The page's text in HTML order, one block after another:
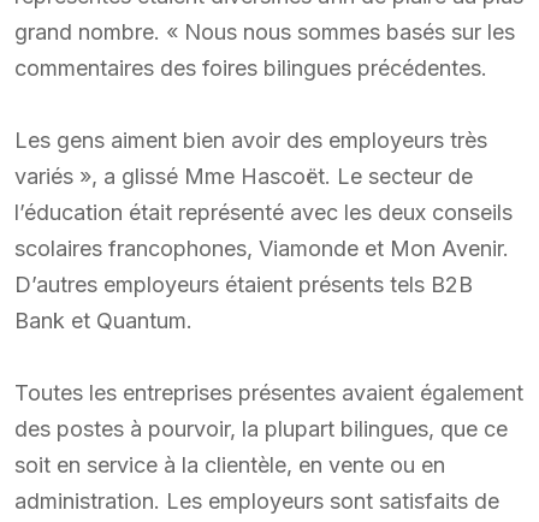
grand nombre. « Nous nous sommes basés sur les
commentaires des foires bilingues précédentes.
Les gens aiment bien avoir des employeurs très
variés », a glissé Mme Hascoët. Le secteur de
l’éducation était représenté avec les deux conseils
scolaires francophones, Viamonde et Mon Avenir.
D’autres employeurs étaient présents tels B2B
Bank et Quantum.
Toutes les entreprises présentes avaient également
des postes à pourvoir, la plupart bilingues, que ce
soit en service à la clientèle, en vente ou en
administration. Les employeurs sont satisfaits de